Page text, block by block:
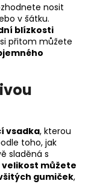
nosit
v šátku.
blízkosti
přitom můžete
vsadka, kterou
toho, jak
sladěná s
velikost můžete
gumiček,